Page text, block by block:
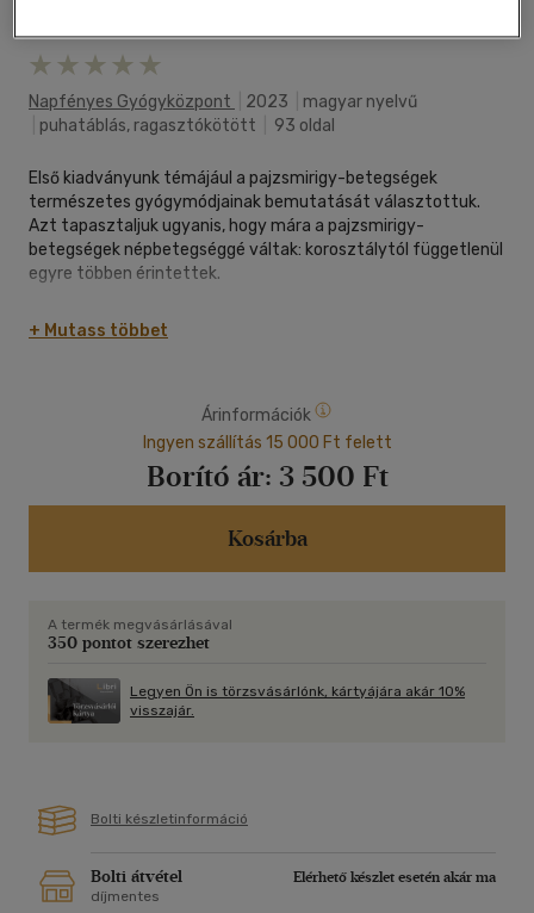
Napfényes Gyógyközpont 2023
magyar nyelvű
puhatáblás, ragasztókötött 93 oldal
Első kiadványunk témájául a pajzsmirigy-betegségek
természetes gyógy­módjainak bemutatását választottuk.
Azt tapasztaljuk ugyanis, hogy mára a pajzsmirigy-
betegségek népbetegséggé váltak: korosztálytól függet­lenül
egyre többen érintettek.
Megközelítésünk a holisztikus gyógyászat szemléletét
tükrözi, ami nem csupán a betegségre fókuszál, hanem a
szempontból közelítünk meg egy nehézséget, annál közelebb
kerülünk a megoldásához. Bízunk benne, hogy
kiadványunkban minden olvasó talál legalább egy olyan
gondolatot vagy módszert, ami elindítja őt a gyógyulás útján!
- A pajzsmirigy-betegségek lelki háttere
- Holisztikus terápiás megközelítések
+ Mutass többet
Árinformációk
Ingyen szállítás 15 000 Ft felett
Borító ár: 3 500 Ft
Kosárba
A termék megvásárlásával
350 pontot szerezhet
Legyen Ön is törzsvásárlónk, kártyájára akár 10%
visszajár.
Bolti készletinformáció
Bolti átvétel
Elérhető készlet esetén akár ma
díjmentes